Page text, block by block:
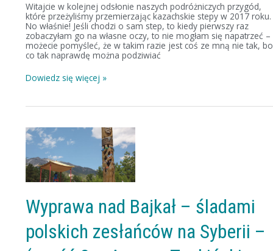
Witajcie w kolejnej odsłonie naszych podróżniczych przygód,
które przeżyliśmy przemierzając kazachskie stepy w 2017 roku.
No właśnie! Jeśli chodzi o sam step, to kiedy pierwszy raz
zobaczyłam go na własne oczy, to nie mogłam się napatrzeć –
możecie pomyśleć, że w takim razie jest coś ze mną nie tak, bo
co tak naprawdę można podziwiać
Dowiedz się więcej »
Wyprawa nad Bajkał – śladami
polskich zesłańców na Syberii –
Wyprawa
nad
Bajkał
–
śladami
polskich
na
Syberii
(część
2
–